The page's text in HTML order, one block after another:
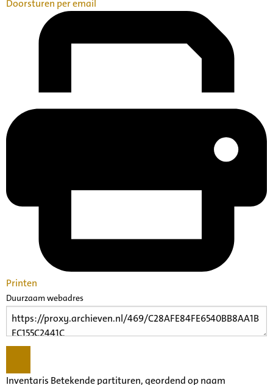
Doorsturen per email
Printen
Duurzaam webadres
Inventaris Betekende partituren, geordend op naam